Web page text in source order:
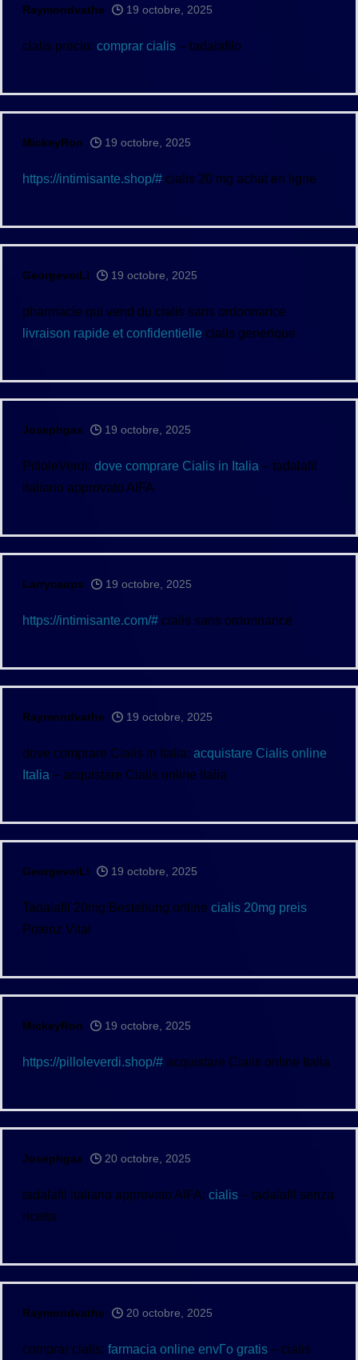
Raymondvathe 19 octobre, 2025
cialis precio: comprar cialis – tadalafilo
MickeyRon 19 octobre, 2025
https://intimisante.shop/# cialis 20 mg achat en ligne
GeorgevoiLi 19 octobre, 2025
pharmacie qui vend du cialis sans ordonnance
livraison rapide et confidentielle cialis generique
Josephgax 19 octobre, 2025
PilloleVerdi: dove comprare Cialis in Italia – tadalafil
italiano approvato AIFA
Larrycaups 19 octobre, 2025
https://intimisante.com/# cialis sans ordonnance
Raymondvathe 19 octobre, 2025
dove comprare Cialis in Italia: acquistare Cialis online
Italia – acquistare Cialis online Italia
GeorgevoiLi 19 octobre, 2025
Tadalafil 20mg Bestellung online cialis 20mg preis
Potenz Vital
MickeyRon 19 octobre, 2025
https://pilloleverdi.shop/# acquistare Cialis online Italia
Josephgax 20 octobre, 2025
tadalafil italiano approvato AIFA: cialis – tadalafil senza
ricetta
Raymondvathe 20 octobre, 2025
comprar cialis: farmacia online envГ­o gratis – cialis